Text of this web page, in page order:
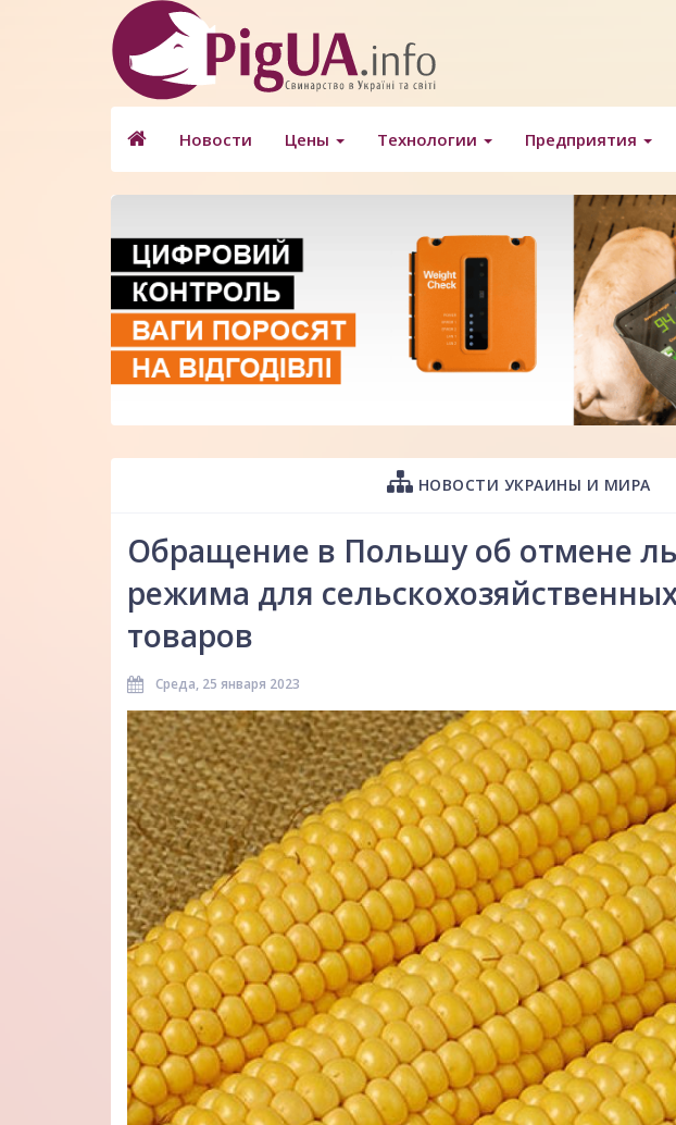
Новости Цены Технологии Предприятия
НОВОСТИ УКРАИНЫ И МИРА
Обращение в Польшу об отмене
режима для
товаров
Среда, 25 января 2023